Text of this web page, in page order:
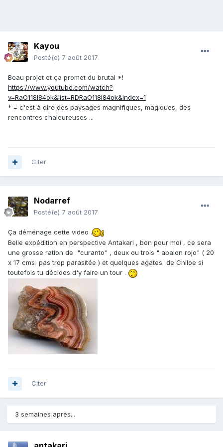
Kayou
Posté(e) 7 août 2017
Beau projet et ça promet du brutal *!
https://www.youtube.com/watch?
v=RaO118l84ok&list=RDRaO118l84ok&index=1
* = c'est à dire des paysages magnifiques, magiques, des
rencontres chaleureuses ...
Citer
Nodarref
Posté(e) 7 août 2017
Ça déménage cette video .
Belle expédition en perspective Antakari , bon pour moi , ce sera
une grosse ration de "curanto" , deux ou trois " abalon rojo" ( 20
x 17 cms pas trop parasitée ) et quelques agates de Chiloe si
toutefois tu décides d'y faire un tour .
Citer
3 semaines après...